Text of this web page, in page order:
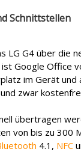
Schnittstellen
LG G4 über die
ist Google
im Gerät
zwar
übertragen
von bis zu 300
4.1, NFC